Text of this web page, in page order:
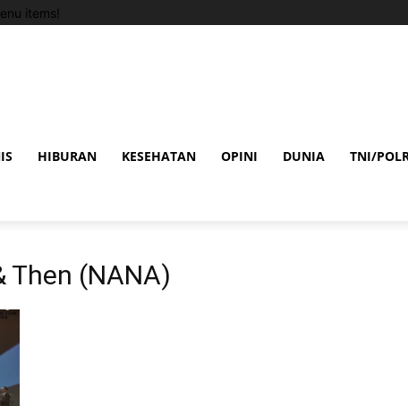
items!
HIBURAN KESEHATAN OPINI DUNIA TNI/
Then (NANA)